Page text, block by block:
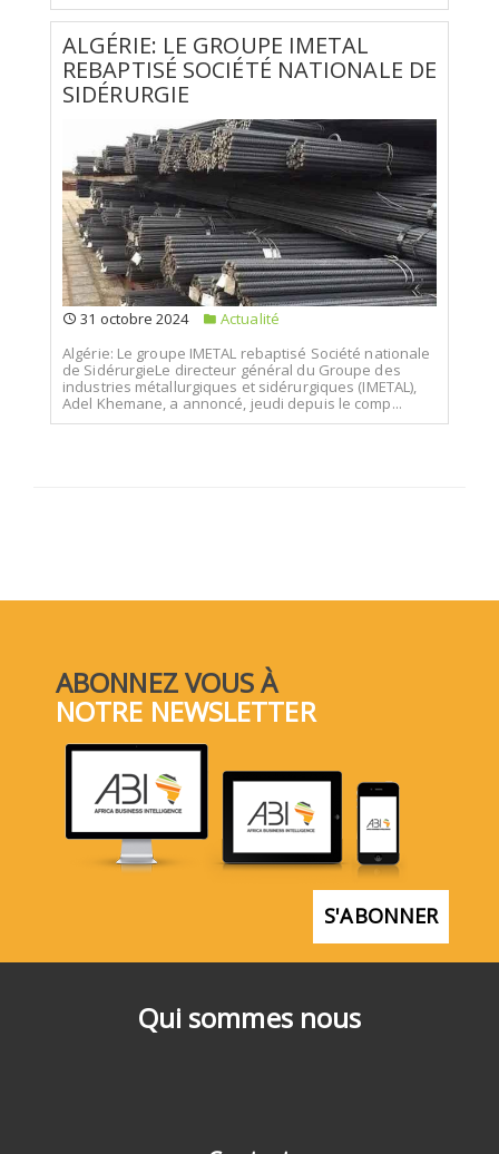
ALGÉRIE: LE GROUPE IMETAL
REBAPTISÉ SOCIÉTÉ NATIONALE DE
SIDÉRURGIE
31 octobre 2024
Actualité
Algérie: Le groupe IMETAL rebaptisé Société nationale
de SidérurgieLe directeur général du Groupe des
industries métallurgiques et sidérurgiques (IMETAL),
Adel Khemane, a annoncé, jeudi depuis le comp...
Qui sommes nous
ABONNEZ VOUS À
NOTRE NEWSLETTER
S'ABONNER